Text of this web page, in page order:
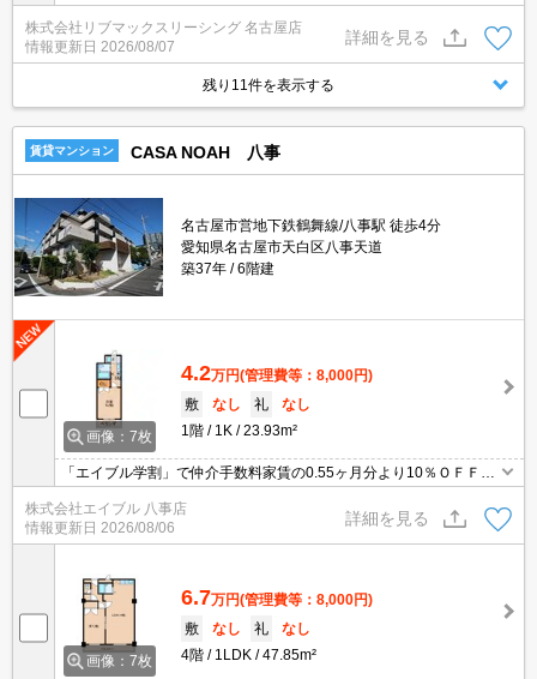
トWiFi無料★カウンターキッチンタイプの1LDK♪スーパーが徒歩圏
内にあって便利な立地です！
株式会社リブマックスリーシング 名古屋店
情報更新日 2026/08/07
詳細を見る
残り11件を表示する
賃貸マンション CASA NOAH 八事
名古屋市営地下鉄鶴舞線/八事駅 徒歩4分
愛知県名古屋市天白区八事天道
築37年
6階建
画像：7枚
4.2万円(管理費等：8,000円)
敷
なし 礼
なし
1階
1K 23.93m²
「エイブル学割」で仲介手数料家賃の0.55ヶ月分より10％ＯＦＦ。
中京大学へ500m。初期費用を抑えたい人におすすめ。イオンへ300
m。利便立地で新生活スタート。
株式会社エイブル 八事店
情報更新日 2026/08/06
詳細を見る
画像：7枚
6.7万円(管理費等：8,000円)
敷
なし 礼
なし
4階
1LDK 47.85m²